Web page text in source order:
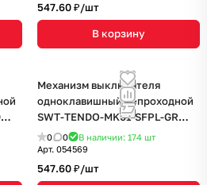
547.60 ₽/шт
В корзину
Механизм выключателя
одноклавишный непроходной
SWT-TENDO-MK01-SFPL-GR
(230V, 10A) (Arlight, Матовый
графитовый)
0 0 В наличии: 174 шт
Арт. 054569
547.60 ₽/шт